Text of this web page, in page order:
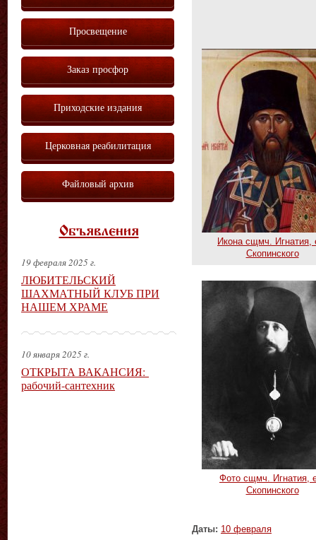
Икона сщмч. Игнатия,
Скопинского
Фото сщмч. Игнатия,
Скопинского
Даты: 10 февраля
Просвещение
Заказ просфор
Приходские издания
Церковная реабилитация
Файловый архив
Объявления
19 февраля 2025 г.
ЛЮБИТЕЛЬСКИЙ
ШАХМАТНЫЙ КЛУБ ПРИ
НАШЕМ ХРАМЕ
10 января 2025 г.
ОТКРЫТА ВАКАНСИЯ:
рабочий-сантехник